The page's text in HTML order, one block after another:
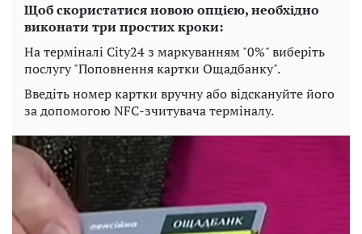
Щоб скористатися новою опцією, необхідно
виконати три простих кроки:
На терміналі City24 з маркуванням "0%" виберіть
послугу "Поповнення картки Ощадбанку".
Введіть номер картки вручну або відскануйте його
за допомогою NFC-зчитувача терміналу.